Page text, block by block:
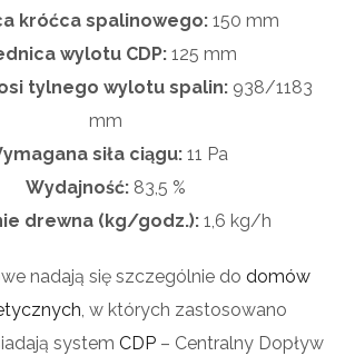
króćca spalinowego:150 mm
wylotu CDP: 125 mm
tylnego wylotu spalin: 938/1183
mm
siła ciągu: 11 Pa
Wydajność: 83,5 %
drewna (kg/godz.):1,6 kg/h
nadają się szczególnie do domów
, w których zastosowano
system CDP – Centralny Dopływ